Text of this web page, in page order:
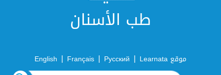
طب الأسنان
موقع Learnata |
Русский
|
Français
|
English